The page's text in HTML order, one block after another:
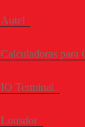
Autel
Calculadoras para
IO Terminal
Lonsdor